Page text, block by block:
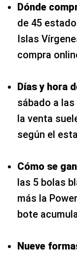
Dónde
de 45
Islas
compra
Días y hora
sábado a las
la venta
según el
Cómo se
las 5 bolas
más la
bote
Nueve